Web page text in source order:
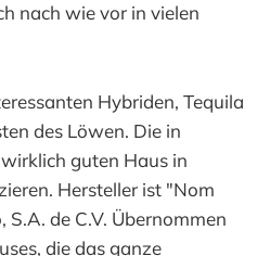
nach wie vor in vielen
Hybriden, Tequila
des Löwen. Die in
guten Haus in
Hersteller ist "Nom
S.A. de C.V. Übernommen
die das ganze